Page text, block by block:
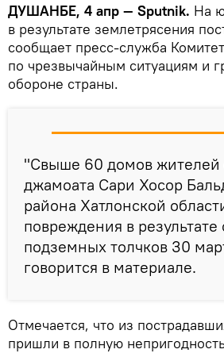
ДУШАНБЕ, 4 апр — Sputnik. На
в результате землетрясения
сообщает пресс-служба
по чрезвычайным ситуациям и
обороне страны.
"Свыше 60 домов жителей
джамоата Сари Хосор
района Хатлонской
повреждения в результате
подземных толчков 30
говорится в материале.
Отмечается, что из
пришли в полную